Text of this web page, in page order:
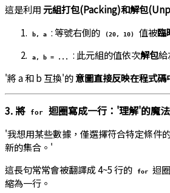
這是利用元組打包(Packing)和解包
b, a : 等號右側的 (20, 10) 值被臨
a, b = ... : 此元組的值依次解包
'將 a 和 b 互換'的意圖直接反映在程式碼
3. 將 for 迴圈寫成一行：'理解'的魔法
'我想用某些數據，僅選擇符合特定條件
新的集合。'
這長句常常會被翻譯成 4~5 行的
for
迴
縮為一行。